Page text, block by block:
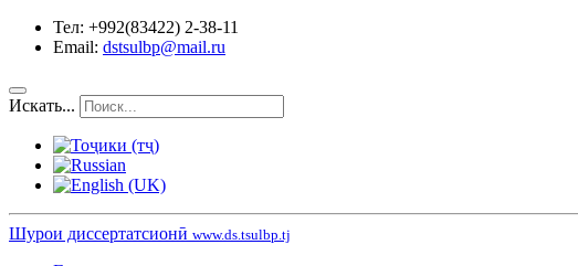
Тел: +992(83422) 2-38-11
Email: dstsulbp@mail.ru
Искать...
Шурои диссертатсионӣ www.ds.tsulbp.tj